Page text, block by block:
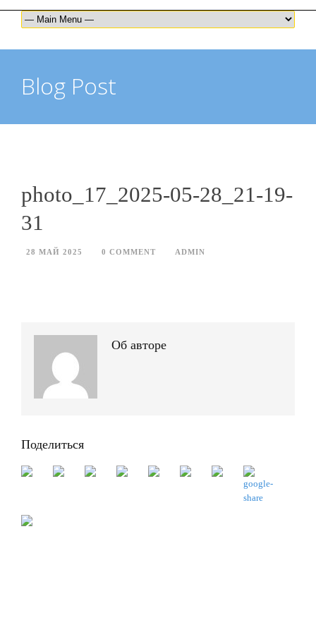
Blog Post
photo_17_2025-05-28_21-19-
31
28 МАЙ 2025 0 COMMENT ADMIN
Об авторе
Поделиться